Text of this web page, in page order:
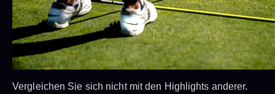
Vergleichen Sie sich nicht mit den Highlights anderer.